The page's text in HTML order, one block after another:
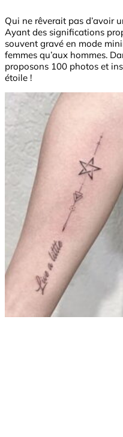
Qui ne rêverait pas d’avoir
Ayant des significations
souvent gravé en mode
femmes qu’aux hommes.
proposons 100 photos et
étoile !